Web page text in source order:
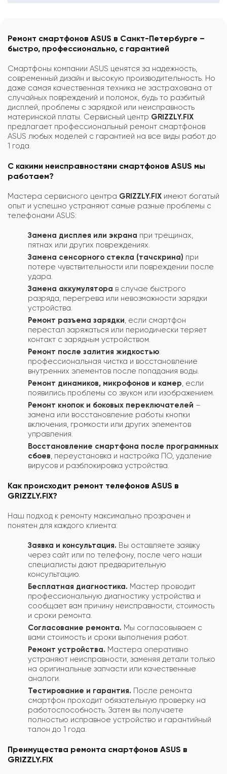
Ремонт смартфонов ASUS в Санкт-Петербурге –
быстро, профессионально, с гарантией
Смартфоны компании ASUS ценятся за надежность,
современный дизайн и высокую производительность. Но
даже самая качественная техника не застрахована от
случайных повреждений и поломок, будь то разбитый
дисплей, проблемы с зарядкой или неисправность
материнской платы. Сервисный центр GRIZZLY.FIX
предлагает профессиональный ремонт смартфонов
ASUS любых моделей с гарантией на все виды работ до
1 года.
С какими неисправностями смартфонов ASUS мы
работаем?
Мастера сервисного центра GRIZZLY.FIX имеют богатый
опыт и успешно устраняют самые разные проблемы с
телефонами ASUS:
Замена дисплея или экрана при трещинах,
пятнах или других повреждениях.
Замена сенсорного стекла (тачскрина) при
потере чувствительности или повреждении после
удара.
Замена аккумулятора в случае быстрого
разряда, перегрева или невозможности зарядки
устройства.
Ремонт разъема зарядки , если смартфон
перестал заряжаться или периодически теряет
контакт с зарядным устройством.
Ремонт после залития жидкостью:
профессиональная чистка и восстановление
внутренних элементов после попадания воды.
Ремонт динамиков, микрофонов и камер , если
появились проблемы со звуком или изображением.
Ремонт кнопок и боковых переключателей –
замена или восстановление работы кнопки
включения, громкости или других элементов
управления.
Восстановление смартфона после программных
сбоев , переустановка и настройка ПО, удаление
вирусов и разблокировка устройства.
Как происходит ремонт телефонов ASUS в
GRIZZLY.FIX?
Наш подход к ремонту максимально прозрачен и
понятен для каждого клиента:
Заявка и консультация. Вы оставляете заявку
через сайт или по телефону, после чего наши
специалисты дают предварительную
консультацию.
Бесплатная диагностика. Мастер проводит
профессиональную диагностику устройства и
сообщает вам причину неисправности, стоимость
и сроки ремонта.
Согласование ремонта. Мы согласовываем с
вами стоимость и сроки выполнения работ.
Ремонт устройства. Мастера оперативно
устраняют неисправности, заменяя детали только
на оригинальные запчасти или качественные
аналоги.
Тестирование и гарантия. После ремонта
смартфон проходит обязательную проверку на
работоспособность. Затем вы получаете
полностью исправное устройство и гарантийный
талон до 1 года.
Преимущества ремонта смартфонов ASUS в
GRIZZLY.FIX